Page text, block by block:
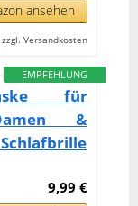
ansehen
Versandkosten
EMPFEHLUNG
für
&
9,99 €